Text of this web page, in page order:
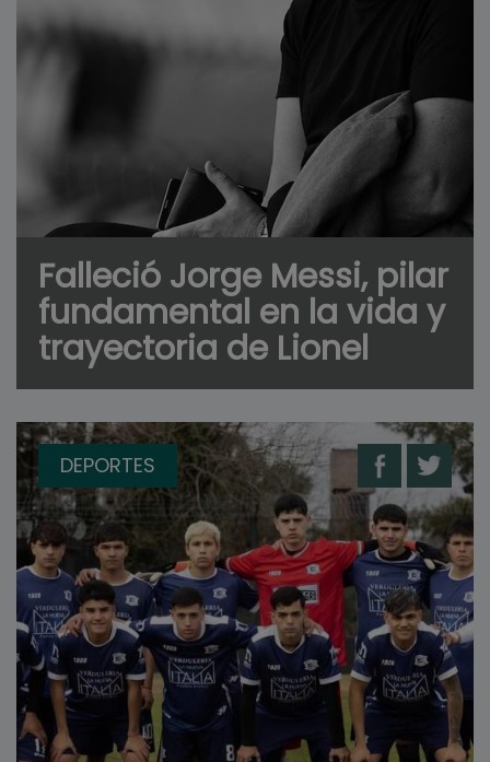
Falleció Jorge Messi, pilar
fundamental en la vida y
trayectoria de Lionel
DEPORTES